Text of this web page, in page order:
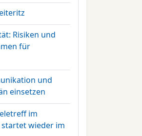
Risiken und
für
und
einsetzen
im
wieder im